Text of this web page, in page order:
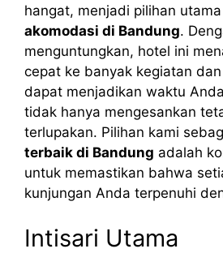
hangat, menjadi pilihan
akomodasi di Bandung.
menguntungkan, hotel ini
cepat ke banyak kegiatan
dapat menjadikan waktu
tidak hanya mengesankan
terlupakan. Pilihan kami
terbaik di Bandung adalah
untuk memastikan bahwa
kunjungan Anda terpenuhi
Intisari Utama